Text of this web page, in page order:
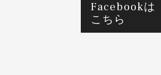
Facebookは
こちら